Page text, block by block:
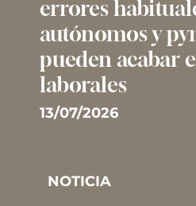
errores
autónomos y
pueden acabar
laborales
13/07/2026
NOTICIA